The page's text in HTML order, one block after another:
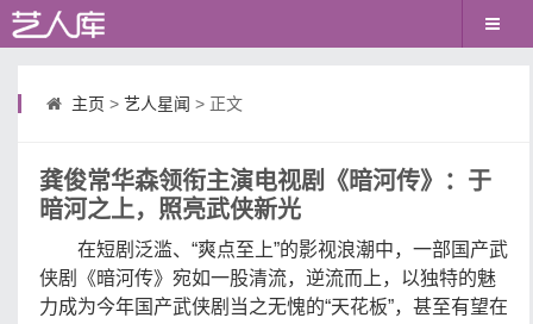
主页 > 艺人星闻 > 正文
龚俊常华森领衔主演电视剧《暗河传》：于
暗河之上，照亮武侠新光
在短剧泛滥、“爽点至上”的影视浪潮中，一部国产武
侠剧《暗河传》宛如一股清流，逆流而上，以独特的魅
力成为今年国产武侠剧当之无愧的“天花板”，甚至有望在